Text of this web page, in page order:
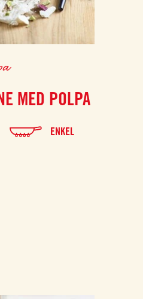
MED POLPA
ENKEL